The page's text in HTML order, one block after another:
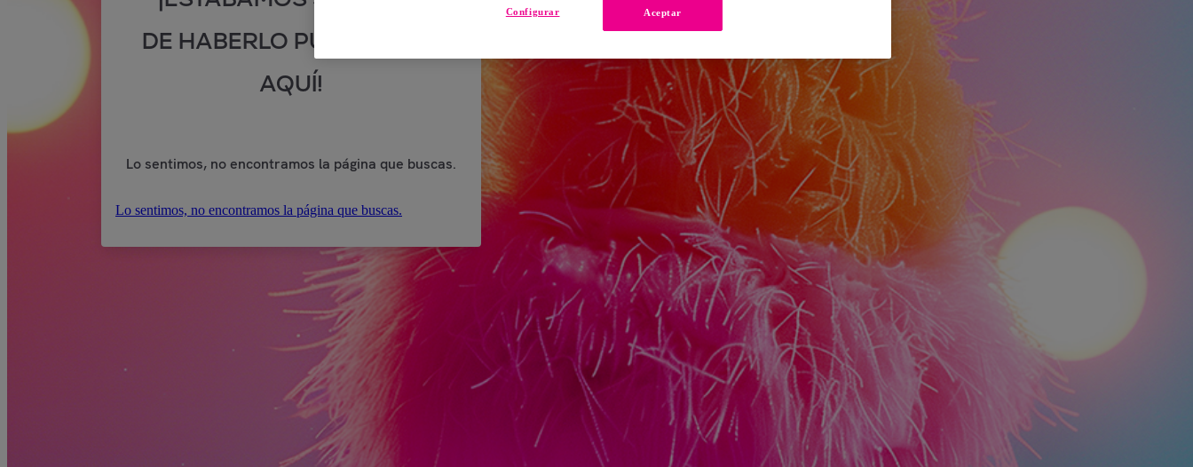
DE HABERLO PUESTO POR
AQUÍ!
Lo sentimos, no encontramos la página que buscas.
Lo sentimos, no encontramos la página que buscas.
Aceptar
Configurar